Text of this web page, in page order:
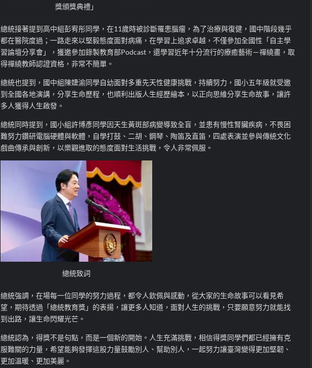
獎頒獎典禮」
總統接著提到高中組彭宥彤同學，在11歲時被診斷罹患腦瘤，為了治療與復健，國中階段幾乎
都在醫院度過；一路走來以堅毅態度面對病痛，在學習上追求卓越，不僅參加全國性「自主學
習論壇分享會」，獲邀參加錄製教育部Podcast，還學習近年十分流行的療癒藝術－禪繞畫，取
得禪繞教師認證資格，非常不簡單。
總統也提到，國中組陳婕渝同學自幼面對多重先天性健康挑戰，持續努力，國小五年級就受邀
到全國各地演講，分享生命歷程，也順利出版人生經歷繪本，以正向思維分享生命故事，讓許
多人獲得人生啟發。
總統同時提到，國小組許博彥同學因天生黃斑部病變導致全盲，並患有慢性腎臟疾病，不畏困
難努力鑽研電腦硬體與軟體，自學打鼓、二胡、鋼琴、陶笛及直笛，四處表演並參與傳統文化
戲曲傳承與創新，以樂觀進取的態度面對生活挑戰，令人非常佩服。
總統致詞
總統強調，在場每一位同學的努力過程，都令人欽佩與感動，從大家的生命故事可以看見希
望，期待透過「總統教育獎」的表揚，讓更多人知道，面對人生的挑戰，只要願意努力就能找
到出路，讓生命閃耀光芒。
總統認為，得獎不是句點，而是一個新的開始。人生充滿挑戰，相信得獎同學們都已經擁有克
服難關的力量，希望能夠發揮這股力量鼓勵別人、幫助別人，一起努力讓臺灣變得更加堅韌、
更加溫暖、更加美麗。